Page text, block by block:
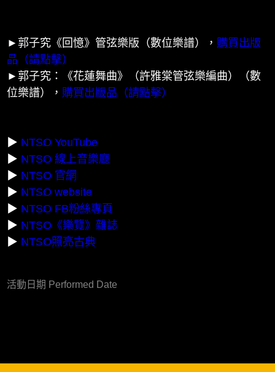
►郭子究《回憶》管弦樂版（數位樂譜）， 購買出版
品（請點擊）
►郭子究：《花蓮舞曲》（許雅棠管弦樂編曲）（數
位樂譜）， 購買出版品（請點擊）
▶ NTSO YouTube
▶ NTSO 線上音樂廳
▶ NTSO 官網
▶ NTSO website
▶ NTSO FB粉絲專頁
▶ NTSO《樂覽》雜誌
▶ NTSO照亮古典
活動日期 Performed Date